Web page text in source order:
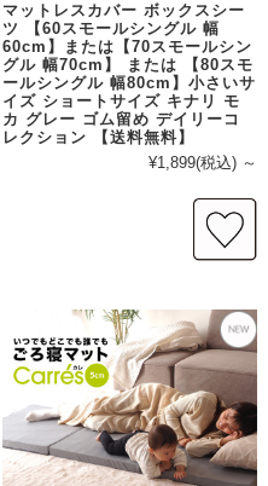
マットレスカバー ボックスシー
ツ 【60スモールシングル 幅
60cm】または【70スモールシン
グル 幅70cm】 または 【80スモ
ールシングル 幅80cm】小さいサ
イズ ショートサイズ キナリ モ
カ グレー ゴム留め デイリーコ
レクション 【送料無料】
¥1,899(税込) ～